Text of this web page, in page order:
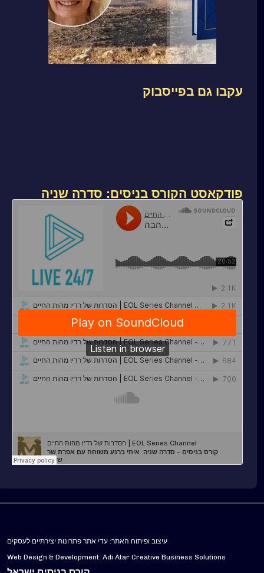
עקבו גם בפייסבוק
פודקאסט הקורס בניסים: סדרה שניה
עיצוב ופיתוח האתר: עדי אתר פתרונות יצירתיים לעסקים
Web Design & Development: Adi Atar Creative Business Solutions